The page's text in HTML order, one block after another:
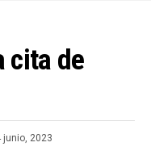
cita de
junio, 2023